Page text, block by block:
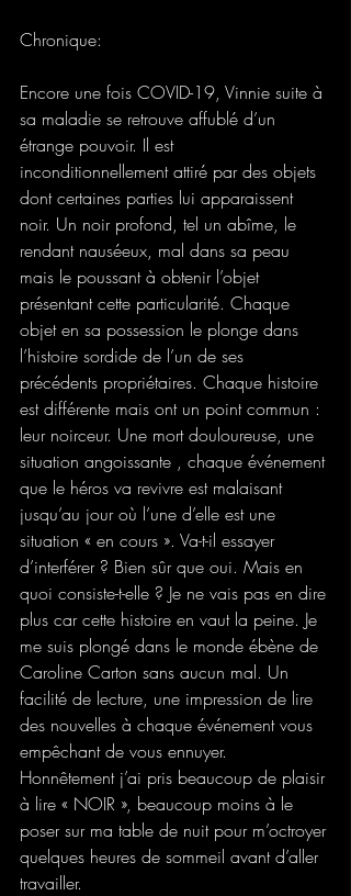
Chronique:
Encore une fois COVID-19, Vinnie suite à
sa maladie se retrouve affublé d’un
étrange pouvoir. Il est
inconditionnellement attiré par des objets
dont certaines parties lui apparaissent
noir. Un noir profond, tel un abîme, le
rendant nauséeux, mal dans sa peau
mais le poussant à obtenir l’objet
présentant cette particularité. Chaque
objet en sa possession le plonge dans
l’histoire sordide de l’un de ses
précédents propriétaires. Chaque histoire
est différente mais ont un point commun :
leur noirceur. Une mort douloureuse, une
situation angoissante , chaque événement
que le héros va revivre est malaisant
jusqu’au jour où l’une d’elle est une
situation « en cours ». Va-t-il essayer
d’interférer ? Bien sûr que oui. Mais en
quoi consiste-t-elle ? Je ne vais pas en dire
plus car cette histoire en vaut la peine. Je
me suis plongé dans le monde ébène de
Caroline Carton sans aucun mal. Un
facilité de lecture, une impression de lire
des nouvelles à chaque événement vous
empêchant de vous ennuyer.
Honnêtement j’ai pris beaucoup de plaisir
à lire « NOIR », beaucoup moins à le
poser sur ma table de nuit pour m’octroyer
quelques heures de sommeil avant d’aller
travailler.